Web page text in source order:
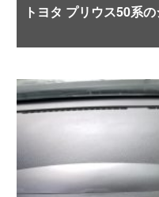
トヨタ プリウス50系